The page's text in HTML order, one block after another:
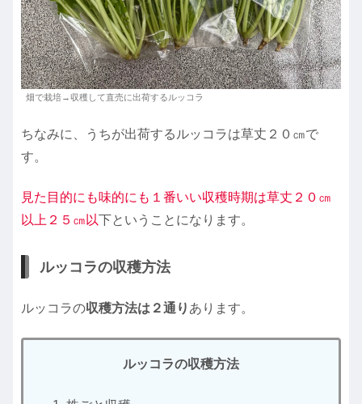
畑で栽培→収穫して直売に出荷するルッコラ
ちなみに、うちが出荷するルッコラは草丈２０㎝で
す。
見た目的にも味的にも１番いい収穫時期は草丈２０㎝
以上２５㎝以下ということになります。
ルッコラの収穫方法
ルッコラの収穫方法は２通り あります。
ルッコラの収穫方法